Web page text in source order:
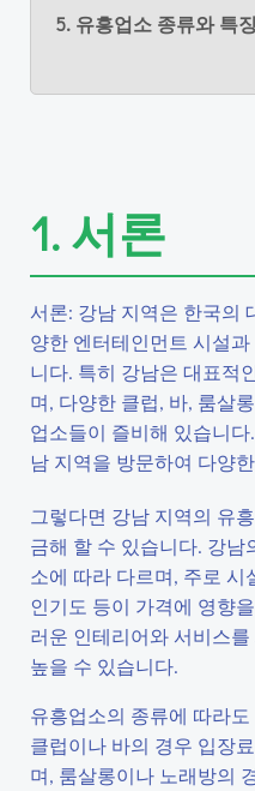
5. 유흥업소 종류와 특징
1. 서론
서론: 강남 지역은 한국의
양한 엔터테인먼트 시설
니다. 특히 강남은 대표적
며, 다양한 클럽, 바, 룸살
업소들이 즐비해 있습니
남 지역을 방문하여 다양
그렇다면 강남 지역의 유
금해 할 수 있습니다. 강남
소에 따라 다르며, 주로 시
인기도 등이 가격에 영향
러운 인테리어와 서비스
높을 수 있습니다.
유흥업소의 종류에 따라
클럽이나 바의 경우 입장
며, 룸살롱이나 노래방의